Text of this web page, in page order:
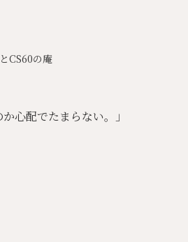
CS60の庵
心配でたまらない。」